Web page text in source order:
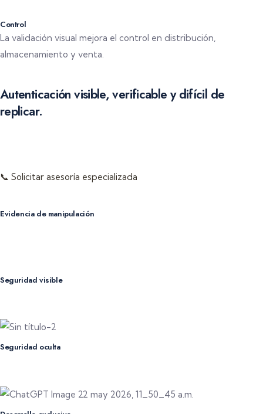
Control
La validación visual mejora el control en distribución,
almacenamiento y venta.
Autenticación visible, verificable y difícil de
replicar.
📞 Solicitar asesoría especializada
Evidencia de manipulación
Seguridad visible
Seguridad oculta